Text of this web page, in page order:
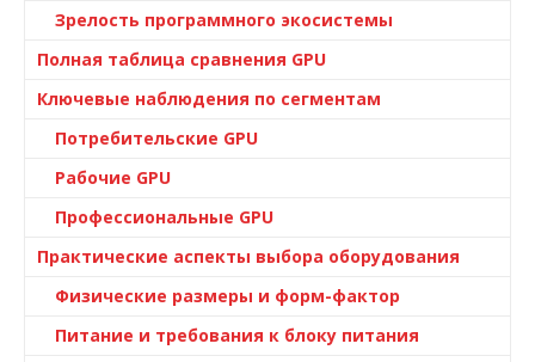
Зрелость программного экосистемы
Полная таблица сравнения GPU
Ключевые наблюдения по сегментам
Потребительские GPU
Рабочие GPU
Профессиональные GPU
Практические аспекты выбора оборудования
Физические размеры и форм-фактор
Питание и требования к блоку питания